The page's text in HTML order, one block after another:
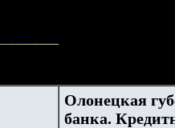
Олонецкая
банка.